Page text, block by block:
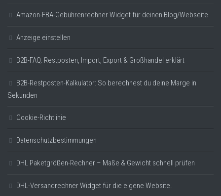
Amazon-FBA-Gebührenrechner Widget für deinen Blog/Webseite
Anzeige einstellen
B2B-FAQ: Restposten, Import, Export & Großhandel erklärt
B2B-Restposten-Kalkulator: So berechnest du deine Marge in
Sekunden
Cookie-Richtlinie
Datenschutzbestimmungen
DHL Paketgrößen-Rechner – Maße & Gewicht schnell prüfen
DHL-Versandrechner Widget für die eigene Website.